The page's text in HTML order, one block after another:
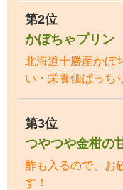
第2位
かぼちゃプリン
北海道十勝産かぼ
い・栄養価ばっち
第3位
つやつや金柑の
酢も入るので、お
す！